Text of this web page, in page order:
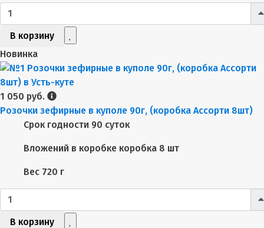
В корзину
Новинка
1 050 руб.
Розочки зефирные в куполе 90г, (коробка Ассорти 8шт)
Срок годности 90 суток
Вложений в коробке коробка 8 шт
Вес 720 г
В корзину